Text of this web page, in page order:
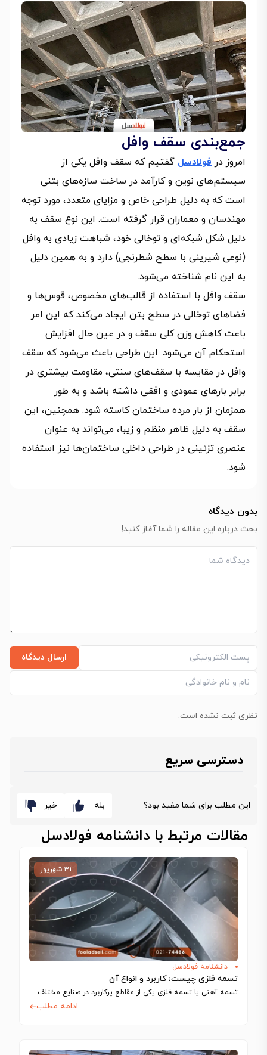
جمع‌بندی سقف وافل
امروز در فولادسل گفتیم که سقف وافل یکی از
سیستم‌های نوین و کارآمد در ساخت سازه‌های بتنی
است که به دلیل طراحی خاص و مزایای متعدد، مورد توجه
مهندسان و معماران قرار گرفته است. این نوع سقف به
دلیل شکل شبکه‌ای و توخالی خود، شباهت زیادی به وافل
(نوعی شیرینی با سطح شطرنجی) دارد و به همین دلیل
به این نام شناخته می‌شود.
سقف وافل با استفاده از قالب‌های مخصوص، قوس‌ها و
فضاهای توخالی در سطح بتن ایجاد می‌کند که این امر
باعث کاهش وزن کلی سقف و در عین حال افزایش
استحکام آن می‌شود. این طراحی باعث می‌شود که سقف
وافل در مقایسه با سقف‌های سنتی، مقاومت بیشتری در
برابر بارهای عمودی و افقی داشته باشد و به طور
همزمان از بار مرده ساختمان کاسته شود. همچنین، این
سقف به دلیل ظاهر منظم و زیبا، می‌تواند به عنوان
عنصری تزئینی در طراحی داخلی ساختمان‌ها نیز استفاده
شود.
بدون دیدگاه
بحث درباره این مقاله را شما آغاز کنید!
ارسال دیدگاه
نظری ثبت نشده است.
دسترسی سریع
این مطلب برای شما مفید بود؟ بله خیر
مقالات مرتبط با دانشنامه فولادسل
۳۱ شهریور
دانشنامه فولادسل
تسمه فلزی چیست؛ کاربرد و انواع آن
تسمه آهنی یا تسمه فلزی یکی از مقاطع پرکاربرد در صنایع مختلف مانند ساخت…
ادامه مطلب